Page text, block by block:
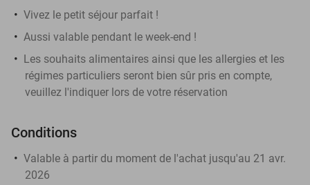
Vivez le petit séjour parfait !
Aussi valable pendant le week-end !
Les souhaits alimentaires ainsi que les allergies et les
régimes particuliers seront bien sûr pris en compte,
veuillez l'indiquer lors de votre réservation
Conditions
Valable à partir du moment de l'achat jusqu'au 21 avr.
2026